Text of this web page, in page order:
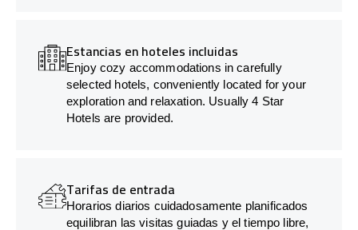
Estancias en hoteles incluidas
Enjoy cozy accommodations in carefully
selected hotels, conveniently located for your
exploration and relaxation. Usually 4 Star
Hotels are provided.
Tarifas de entrada
Horarios diarios cuidadosamente planificados
equilibran las visitas guiadas y el tiempo libre,